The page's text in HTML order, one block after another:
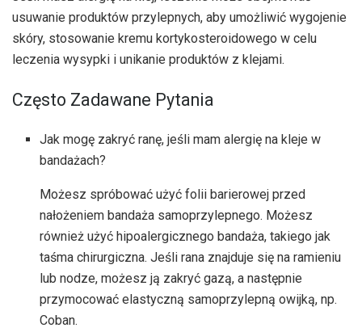
usuwanie produktów przylepnych, aby umożliwić wygojenie
skóry, stosowanie kremu kortykosteroidowego w celu
leczenia wysypki i unikanie produktów z klejami.
Często Zadawane Pytania
Jak mogę zakryć ranę, jeśli mam alergię na kleje w
bandażach?
Możesz spróbować użyć folii barierowej przed
nałożeniem bandaża samoprzylepnego. Możesz
również użyć hipoalergicznego bandaża, takiego jak
taśma chirurgiczna. Jeśli rana znajduje się na ramieniu
lub nodze, możesz ją zakryć gazą, a następnie
przymocować elastyczną samoprzylepną owijką, np.
Coban.